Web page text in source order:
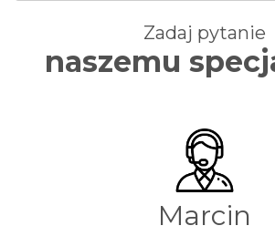
Zadaj pytanie
naszemu
Marcin